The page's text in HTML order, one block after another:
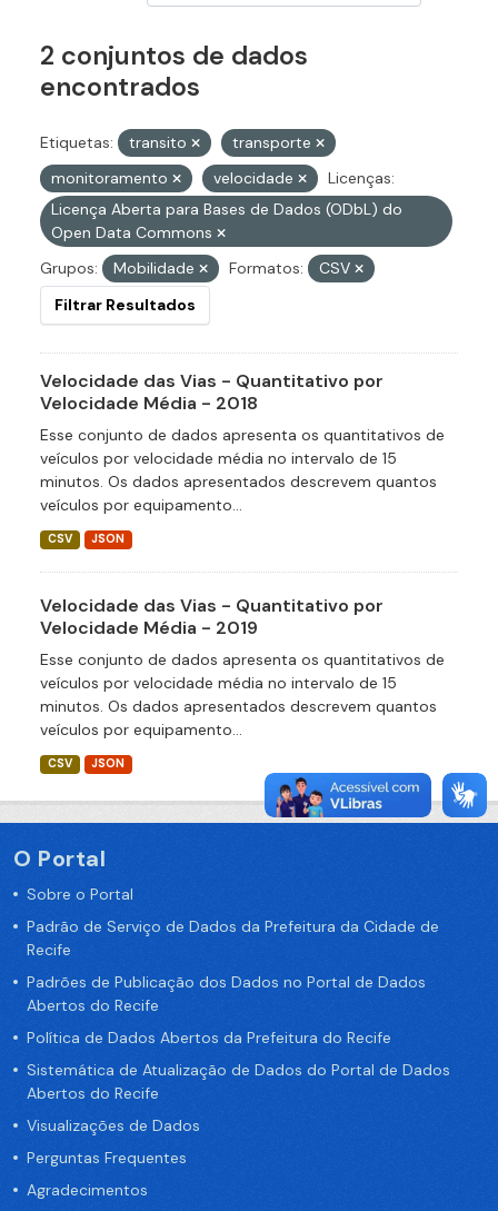
2 conjuntos de dados
encontrados
Etiquetas: transito
transporte
monitoramento
velocidade
Licenças:
Licença Aberta para Bases de Dados (ODbL) do
Open Data Commons
Grupos:
Mobilidade Formatos:
CSV
Filtrar Resultados
Velocidade das Vias - Quantitativo por
Velocidade Média - 2018
Esse conjunto de dados apresenta os quantitativos de
veículos por velocidade média no intervalo de 15
minutos. Os dados apresentados descrevem quantos
veículos por equipamento...
CSV JSON
Velocidade das Vias - Quantitativo por
Velocidade Média - 2019
Esse conjunto de dados apresenta os quantitativos de
veículos por velocidade média no intervalo de 15
minutos. Os dados apresentados descrevem quantos
veículos por equipamento...
CSV JSON
O Portal
Sobre o Portal
Padrão de Serviço de Dados da Prefeitura da Cidade de
Recife
Padrões de Publicação dos Dados no Portal de Dados
Abertos do Recife
Política de Dados Abertos da Prefeitura do Recife
Sistemática de Atualização de Dados do Portal de Dados
Abertos do Recife
Visualizações de Dados
Perguntas Frequentes
Agradecimentos